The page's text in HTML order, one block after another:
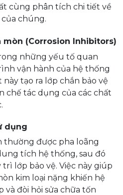
cùng phân tích chi tiết về
chúng.
mòn (Corrosion Inhibitors)
những yếu tố quan
vận hành của hệ thống
tạo ra lớp chắn bảo vệ
chế tác dụng của các chất
dụng
thường được pha loãng
tích hệ thống, sau đó
lớp bảo vệ. Việc này giúp
kim loại nặng khiến hệ
đòi hỏi sửa chữa tốn